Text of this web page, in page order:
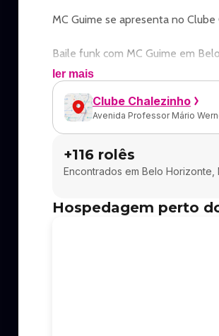
MC Guime se apresenta no
Baile funk com MC Guime em
Endereço: Av. Professor Mário
Ingressos e valores: consulte os
Quarta é véspera de feriado e a
ler mais
Clube Chalezinho
Avenida Professor Mário
+116 rolês
Encontrados em Belo Horizonte,
Hospedagem perto